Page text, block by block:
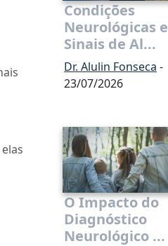
Condições
Neurológicas e
Sinais de Al...
Dr. Alulin Fonseca -
23/07/2026
O Impacto do
Diagnóstico
Neurológico ...